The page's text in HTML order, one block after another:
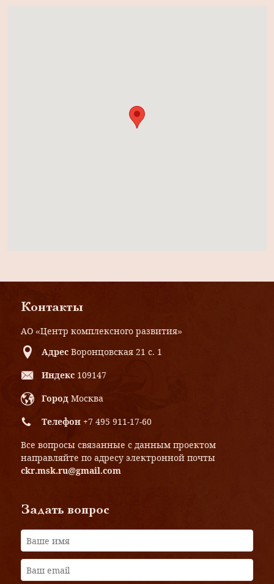
Контакты
АО «Центр комплексного развития»
Адрес Воронцовская 21 с. 1
Индекс 109147
Город Москва
Телефон +7 495 911-17-60
Все вопросы связанные с данным проектом
направляйте по адресу электронной почты
ckr.msk.ru@gmail.com
Задать вопрос